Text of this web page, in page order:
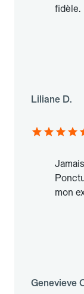
fidèle.
Liliane D.
mon
Genevieve